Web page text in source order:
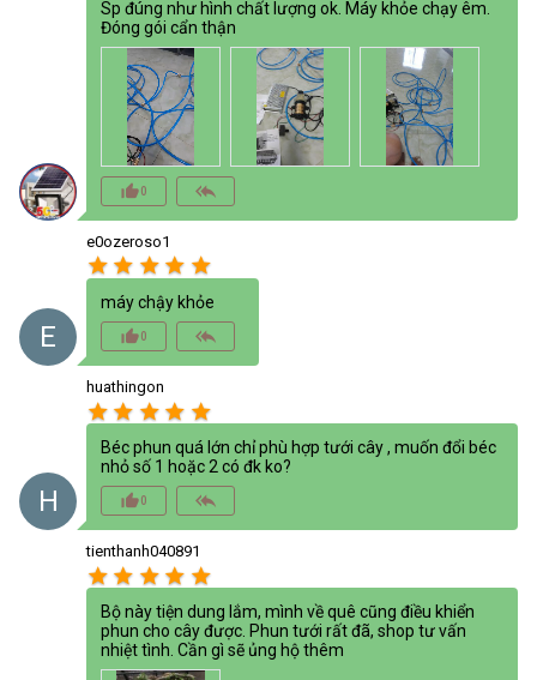
Sp đúng như hình chất lượng ok. Máy khỏe chạy êm.
Đóng gói cẩn thận
thumb_up_alt0 reply_all
E
e0ozeroso1
star star star star star
máy chậy khỏe
thumb_up_alt0 reply_all
H
huathingon
star star star star star
Béc phun quá lớn chỉ phù hợp tưới cây , muốn đổi béc
nhỏ số 1 hoặc 2 có đk ko?
thumb_up_alt0 reply_all
tienthanh040891
star star star star star
Bộ này tiện dung lắm, mình về quê cũng điều khiển
phun cho cây được. Phun tưới rất đã, shop tư vấn
nhiệt tình. Cần gì sẽ ủng hộ thêm